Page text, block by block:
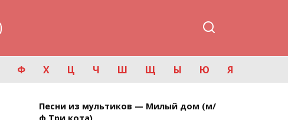
Ф Х Ц Ч Ш Щ Ы Ю Я
Песни из мультиков — Милый дом (м/